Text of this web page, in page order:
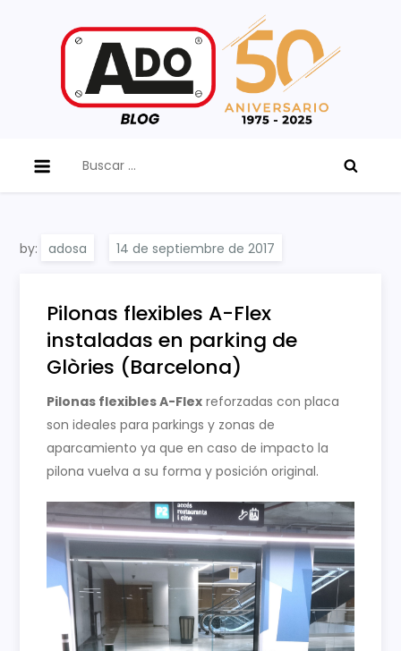
by: adosa
Pilonas flexibles A-Flex
instaladas en parking de
Glòries (Barcelona)
Pilonas flexibles A-Flex reforzadas con placa
son ideales para parkings y zonas de
aparcamiento ya que en caso de impacto la
pilona vuelva a su forma y posición original.